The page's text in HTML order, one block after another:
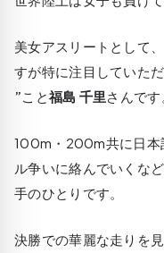
美女アスリートとして
すが特に注目していた
”こと福島 千里さんです
100m・200m共に日本
ル争いに絡んでいくな
手のひとりです。
決勝での華麗な走りを見